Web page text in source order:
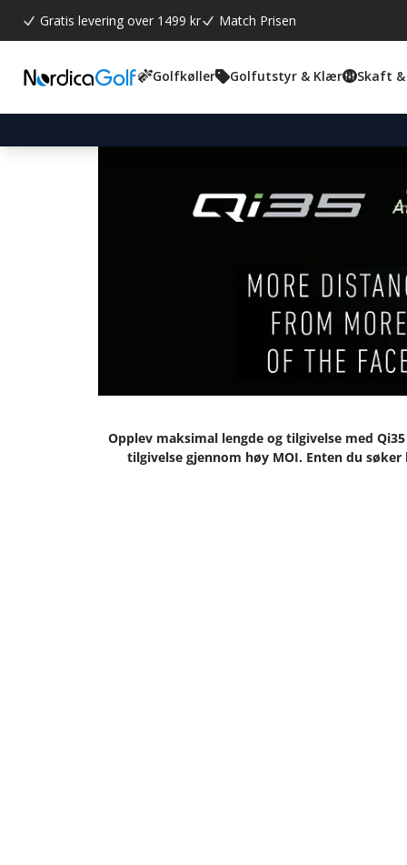
Gratis levering over 1499 kr Match Prisen
Golfkøller Golfutstyr & Klær Skaft &
Opplev maksimal lengde og tilgivelse med
tilgivelse gjennom høy MOI. Enten du